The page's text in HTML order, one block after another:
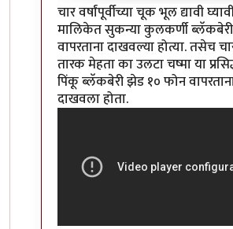
चार वर्षांपूर्वीच्या चूक भूल द्यावी
मालिकेत सुकन्या कुलकर्णी ब्लॅकबेरी
वापरताना दाखवल्या होत्या. तसेच चार
तारक मेहता का उलटा चष्मा या
पिंकू ब्लॅकबेरी झेड १० फोन
दाखवला होता.